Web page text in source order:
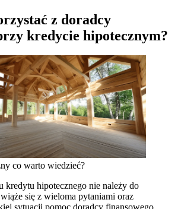
z doradcy
kredycie hipotecznym?
co warto wiedzieć?
kredytu hipotecznego nie należy do
się z wieloma pytaniami oraz